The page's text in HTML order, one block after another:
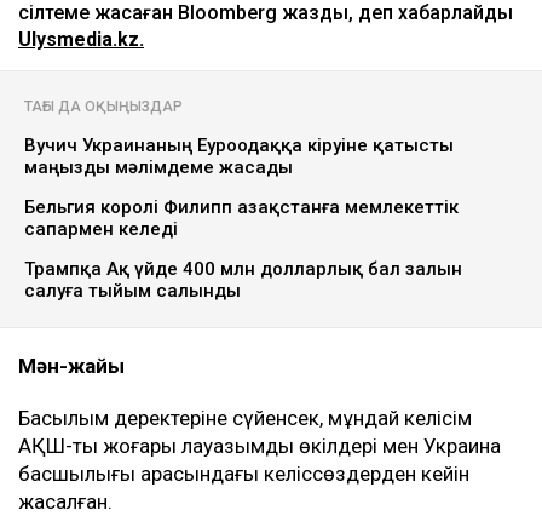
сілтеме жасаған Bloomberg жазды, деп хабарлайды
Ulysmedia.kz.
ТАҒЫ ДА ОҚЫҢЫЗДАР
Вучич Украинаның Еуроодаққа кіруіне қатысты
маңызды мәлімдеме жасады
Бельгия королі Филипп Қазақстанға мемлекеттік
сапармен келеді
Трампқа Ақ үйде 400 млн долларлық бал залын
салуға тыйым салынды
Мән-жайы
Басылым деректеріне сүйенсек, мұндай келісім
АҚШ-тың жоғары лауазымды өкілдері мен Украина
басшылығы арасындағы келіссөздерден кейін
жасалған.